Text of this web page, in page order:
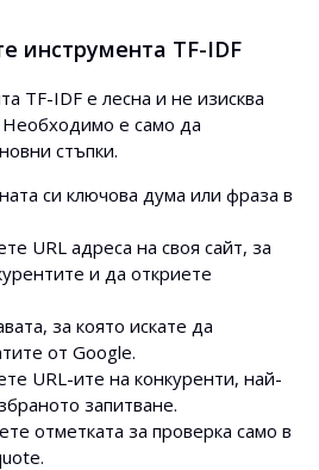
инструмента TF-IDF
TF-IDF е лесна и не изисква
Необходимо е само да
стъпки.
си ключова дума или фраза в
URL адреса на своя сайт, за
и да откриете
за която искате да
от Google.
URL-ите на конкуренти, най-
запитване.
отметката за проверка само в